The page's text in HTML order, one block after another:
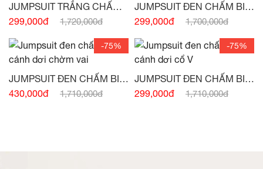
JUMPSUIT TRẮNG CHẤM
BI ĐEN CỔ V TAY CÁNH
299,000đ 1,720,000đ
JUMPSUIT ĐEN CHẤM BI
SÁT NÁCH NƠ VAI -(HẾT
299,000đ 1,700,000đ
-75%
JUMPSUIT ĐEN CHẤM BI
430,000đ 1,710,000đ
-75%
JUMPSUIT ĐEN CHẤM BI
TAY CÁNH DƠI CỔ V -
299,000đ 1,710,000đ